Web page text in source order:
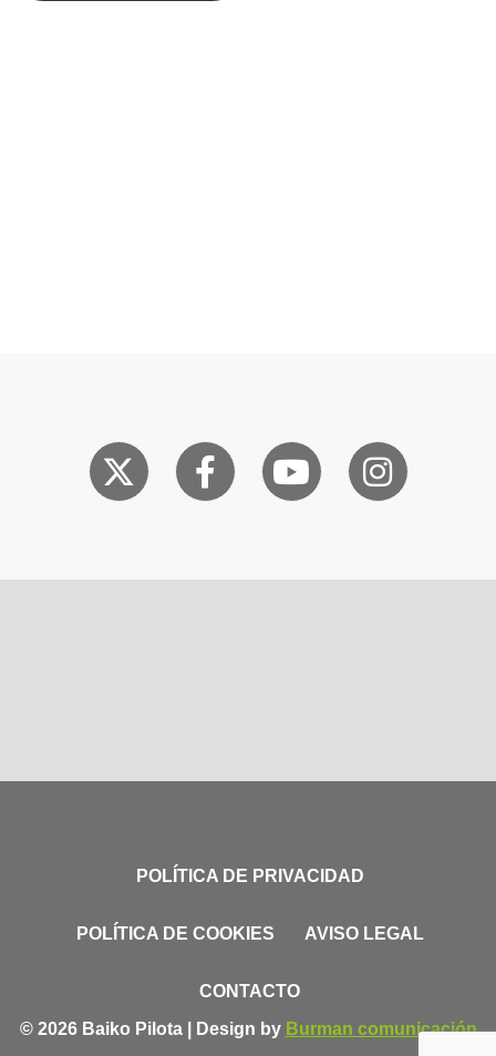
POLÍTICA DE PRIVACIDAD
POLÍTICA DE COOKIES AVISO LEGAL
CONTACTO
© 2026 Baiko Pilota | Design by Burman comunicación